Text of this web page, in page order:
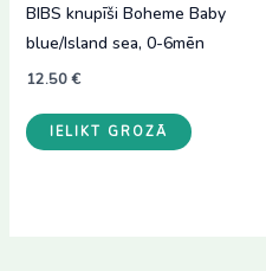
BIBS knupīši Boheme Baby
blue/Island sea, 0-6mēn
12.50€
IELIKT GROZĀ